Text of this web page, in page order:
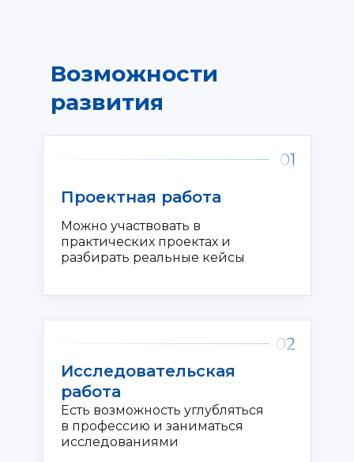
Возможности
развития
Проектная работа
Можно участвовать в
практических проектах и
разбирать реальные кейсы
01
Исследовательская
работа
Есть возможность углубляться
в профессию и заниматься
исследованиями
02